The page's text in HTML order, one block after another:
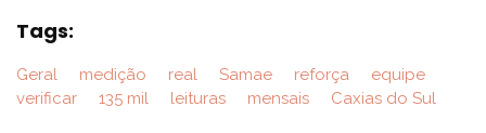
Tags:
Geral medição real Samae reforça
equipe
verificar
135 mil leituras mensais Caxias do Sul